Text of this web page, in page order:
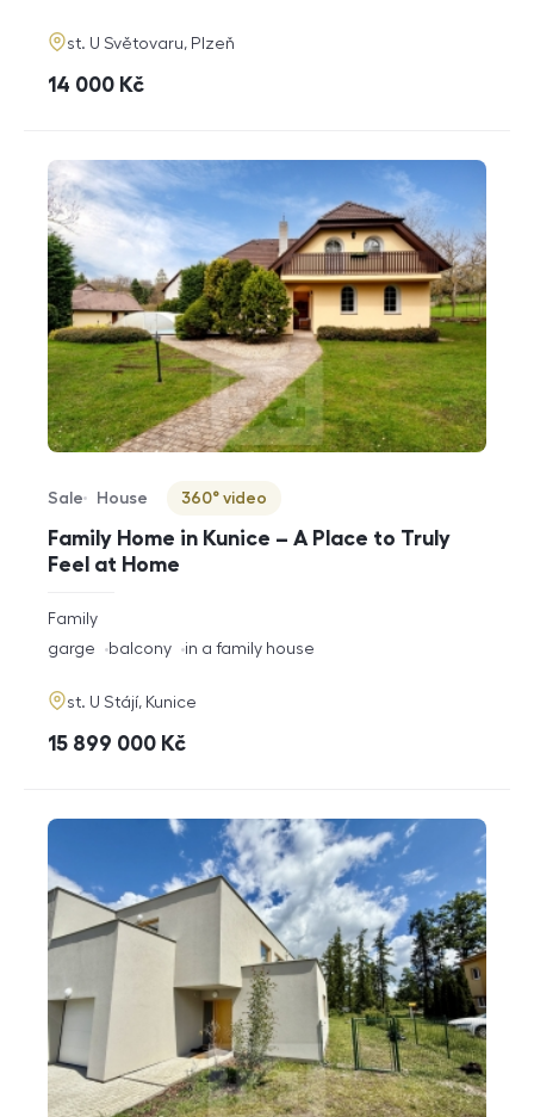
adresa
st. U Světovaru, Plzeň
cena
14 000 Kč
Family Home in Kunice – A Place to Truly
Feel at Home
Offer type
Sale
Property type
House
Virtuální prohlídka
360° video
rozměry
disposition
Family
funkce
garge balcony in a family house
adresa
st. U Stájí, Kunice
cena
15 899 000 Kč